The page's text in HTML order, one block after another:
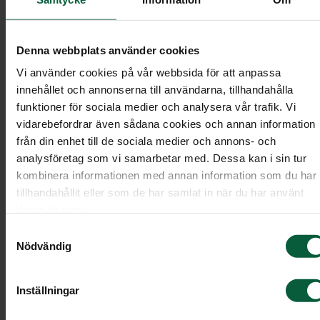
Denna webbplats använder cookies
Vi använder cookies på vår webbsida för att anpassa
innehållet och annonserna till användarna, tillhandahålla
funktioner för sociala medier och analysera vår trafik. Vi
vidarebefordrar även sådana cookies och annan information
från din enhet till de sociala medier och annons- och
analysföretag som vi samarbetar med. Dessa kan i sin tur
kombinera informationen med annan information som du har
tillhandahållit eller som de har samlat in när du har använt
Nödvändig
Inställningar
avskedet
Vi hjälper gärna till att undersöka om det är
och möjligt att direktsända ceremonin från den
valda ceremonilokalen. Det finns olika
förutsättningar för olika lokaler. Till exempel
behöver det finnas en bra internetuppkoppling
samt att församlingen måste tillåta att vi
direktsänder ceremonin digitalt. För att se om det
går att ordna i ert fall behöver du därför kontakta
Den direktsända ceremonin görs från en fast
lokalen med hjälp av en mobiltelefon. Telefonen
monteras på ett stativ och sänder hela